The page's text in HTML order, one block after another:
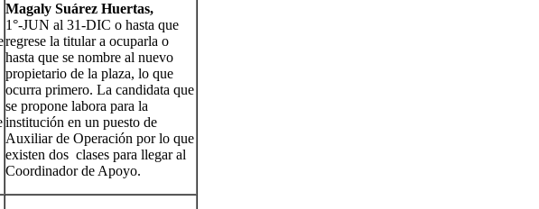
Magaly Suárez Huertas,
1°-JUN al 31-DIC o hasta que
regrese la titular a ocuparla o
hasta que se nombre al nuevo
propietario de la plaza, lo que
ocurra primero. La candidata que
se propone labora para la
institución en un puesto de
Auxiliar de Operación por lo que
existen dos clases para llegar al
Coordinador de Apoyo.